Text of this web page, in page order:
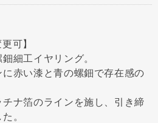
可】
細工イヤリング。
赤い漆と青の螺鈿で存在感の
ナ箔のラインを施し、引き締
。